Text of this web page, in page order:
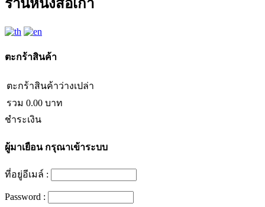
ร้านหนังสือเก่า
ตะกร้าสินค้า
ตะกร้าสินค้าว่างเปล่า
รวม 0.00 บาท
ชำระเงิน
ผู้มาเยือนกรุณาเข้าระบบ
ที่อยู่อีเมล์ :
Password :